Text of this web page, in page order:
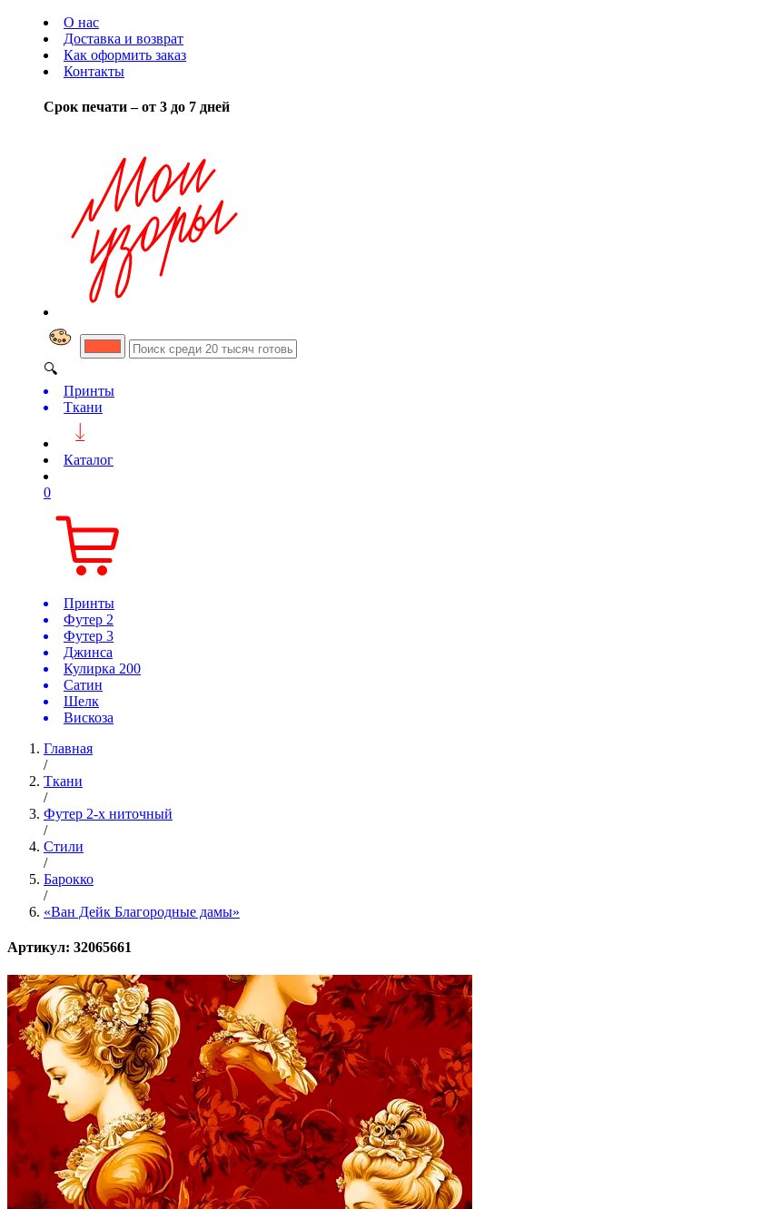
О нас
Доставка и возврат
Как оформить заказ
Контакты
Срок печати – от 3 до 7 дней
🔍
Принты
Ткани
Каталог
0
Принты
Футер 2
Футер 3
Джинса
Кулирка 200
Сатин
Шелк
Вискоза
Главная
/
Ткани
/
Футер 2-х ниточный
/
Стили
/
Барокко
/
«Ван Дейк Благородные дамы»
Артикул: 32065661